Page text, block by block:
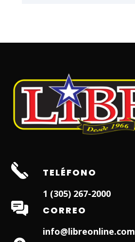
TELÉFONO
1 (305) 267-2000
CORREO
info@libreonline.com